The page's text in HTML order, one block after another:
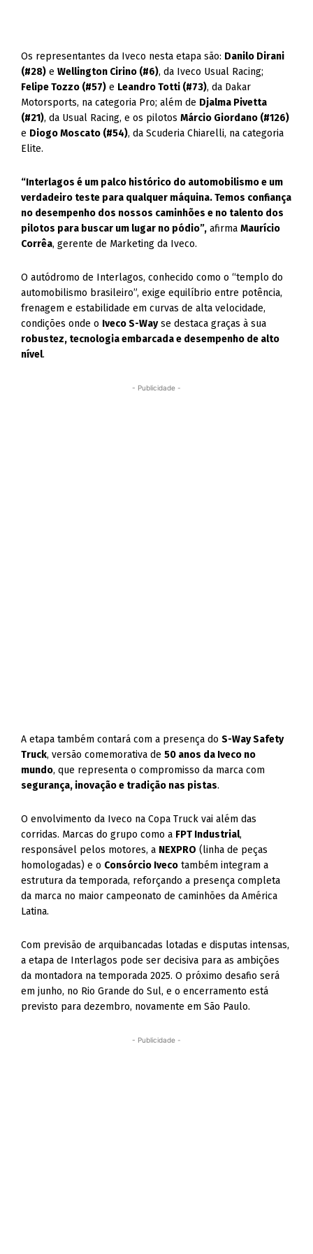
Os representantes da Iveco nesta etapa são: Danilo Dirani
(#28) eWellington Cirino (#6), da Iveco Usual Racing;
Felipe Tozzo (#57) e Leandro Totti (#73), da Dakar
Motorsports, na categoria Pro; além de Djalma Pivetta
(#21), da Usual Racing, e os pilotosMárcio Giordano (#126)
e Diogo Moscato (#54), da Scuderia Chiarelli, na categoria
Elite.
“Interlagos é um palco histórico do automobilismo e um
verdadeiro teste para qualquer máquina. Temos confiança
no desempenho dos nossos caminhões e no talento dos
pilotos para buscar um lugar no pódio”, afirmaMaurício
Corrêa, gerente de Marketing da Iveco.
O autódromo de Interlagos, conhecido como o “templo do
automobilismo brasileiro”, exige equilíbrio entre potência,
frenagem e estabilidade em curvas de alta velocidade,
condições onde o Iveco S-Wayse destaca graças à sua
robustez, tecnologia embarcada e desempenho de alto
nível.
- Publicidade -
A etapa também contará com a presença doS-Way Safety
Truck, versão comemorativa de50 anos da Iveco no
mundo, que representa o compromisso da marca com
segurança, inovação e tradição nas pistas.
O envolvimento da Iveco na Copa Truck vai além das
corridas. Marcas do grupo como a FPT Industrial,
responsável pelos motores, a NEXPRO (linha de peças
homologadas) e o Consórcio Iveco também integram a
estrutura da temporada, reforçando a presença completa
da marca no maior campeonato de caminhões da América
Latina.
Com previsão de arquibancadas lotadas e disputas intensas,
a etapa de Interlagos pode ser decisiva para as ambições
da montadora na temporada 2025. O próximo desafio será
em junho, no Rio Grande do Sul, e o encerramento está
previsto para dezembro, novamente em São Paulo.
- Publicidade -